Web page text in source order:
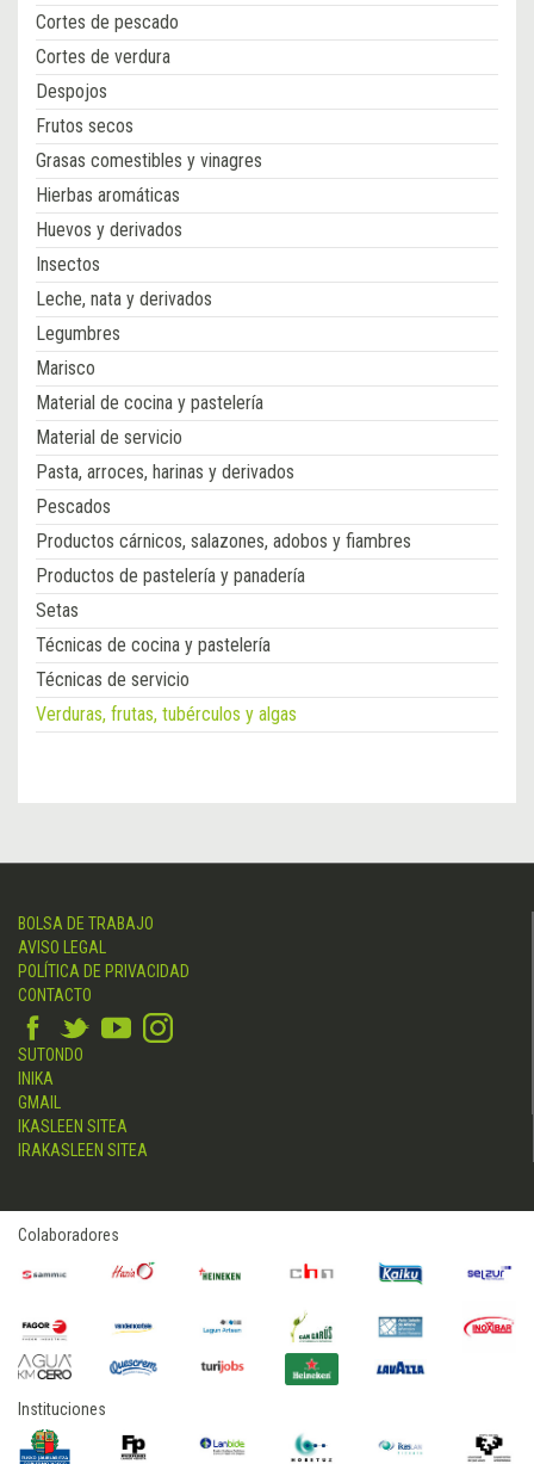
Cortes de pescado
Cortes de verdura
Despojos
Frutos secos
Grasas comestibles y vinagres
Hierbas aromáticas
Huevos y derivados
Insectos
Leche, nata y derivados
Legumbres
Marisco
Material de cocina y pastelería
Material de servicio
Pasta, arroces, harinas y derivados
Pescados
Productos cárnicos, salazones, adobos y fiambres
Productos de pastelería y panadería
Setas
Técnicas de cocina y pastelería
Técnicas de servicio
Verduras, frutas, tubérculos y algas
BOLSA DE TRABAJO
AVISO LEGAL
POLÍTICA DE PRIVACIDAD
CONTACTO
SUTONDO
INIKA
GMAIL
IKASLEEN SITEA
IRAKASLEEN SITEA
Colaboradores
Instituciones